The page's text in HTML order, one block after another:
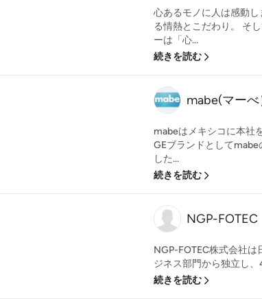
心あるモノに人は感動
る情熱とこだわり。 そ
ーは「心...
続きを読む
mabe(マーべ
mabeはメキシコに本社
GEブランドとして
した...
続きを読む
NGP-FOTEC
NGP-FOTEC株式会社
ジネス部門から独立し
続きを読む